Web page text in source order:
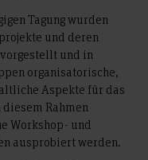
Tagung wurden
und deren
und in
organisatorische,
Aspekte für das
diesem Rahmen
Workshop- und
ausprobiert werden.